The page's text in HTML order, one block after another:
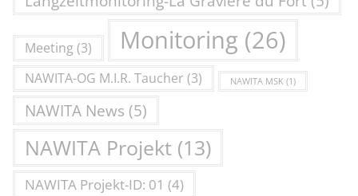
Meeting(3) Monitoring (26)
NAWITA-OG M.I.R. Taucher (3) NAWITA MSK (1)
NAWITA News (5)
NAWITA Projekt (13)
NAWITA Projekt-ID: 01 (4)